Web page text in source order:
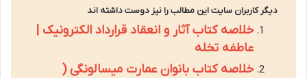
دیگر کاربران سایت این مطالب را نیز دوست داشته اند
خلاصه کتاب آثار و انعقاد قرارداد الکترونیک |
عاطفه تخله
خلاصه کتاب بانوان عمارت میسالونگی (